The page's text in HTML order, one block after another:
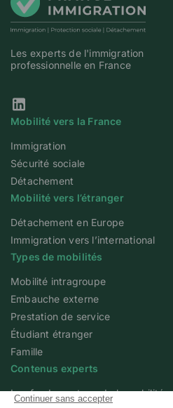
Les experts de l'immigration
professionnelle en France
Notre page Linkedin
Mobilité vers la France
Immigration
Sécurité sociale
Détachement
Mobilité vers l’étranger
Détachement en Europe
Immigration vers l’international
Types de mobilités
Mobilité intragroupe
Embauche externe
Prestation de service
Étudiant étranger
Famille
Contenus experts
Les fondamentaux de la mobilité